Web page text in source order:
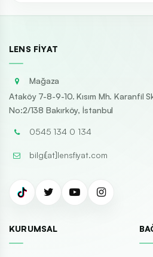
LENS FIYAT
Mağaza
Ataköy 7-8-9-10. Kısım Mh. Karanfil
No:2/138 Bakırköy, İstanbul
0545 134 0 134
bilgi[at]lensfiyat.com
KURUMSAL